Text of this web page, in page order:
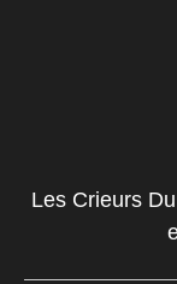
Les Crieurs